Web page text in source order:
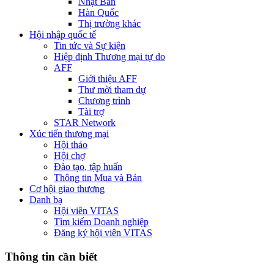
Hàn Quốc
Thị trường khác
Hội nhập quốc tế
Tin tức và Sự kiện
Hiệp định Thương mại tự do
AFF
Giới thiệu AFF
Thư mời tham dự
Chương trình
Tài trợ
STAR Network
Xúc tiến thương mại
Hội thảo
Hội chợ
Đào tạo, tập huấn
Thông tin Mua và Bán
Cơ hội giao thương
Danh bạ
Hội viên VITAS
Tìm kiếm Doanh nghiệp
Đăng ký hội viên VITAS
Thông tin cần biết